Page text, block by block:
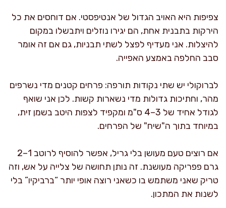
צפיפות היא האויב הגדול של אנטיפסטי. אם דוחסים את כל
הירקות בתבנית אחת, הם יגירו נוזלים ויתבשלו במקום
להיצלות. אני מעדיף לפצל לשתי תבניות, גם אם זה אומר
סבב החלפה באמצע האפייה.
לברוקולי יש שתי נקודות תורפה: פרחים קטנים מדי נשרפים
מהר, וחתיכות גדולות מדי נשארות קשות. לכן אני שואף
לגודל אחיד של 3–4 ס"מ ומקפיד לצפות היטב בשמן זית,
במיוחד בתוך ה"שיח" של הפרחים.
אם רוצים טעם מעושן בלי גריל, אפשר להוסיף לרוטב 1–2
גרם פפריקה מעושנת. זה נותן תחושה של צלייה על אש, וזה
טריק שאני משתמש בו כשאני רוצה אופי יותר “ברביקיו” בלי
לשנות את המתכון.